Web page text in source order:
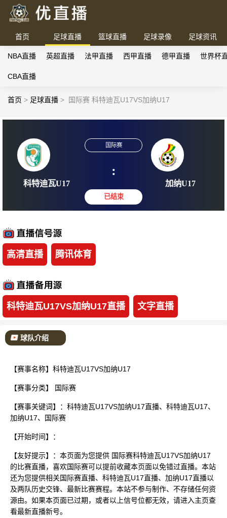
首页 足球直播 篮球直播 足球录像 足球资讯
NBA直播 英超直播 法甲直播 西甲直播 德甲直播 世界杯
CBA直播
首页 > 足球直播 > 国际赛 科特迪瓦U17VS加纳U17
:
高清直播 腾讯体育
科特迪瓦U17VS加纳U17直播 文字直播
球队介绍
【赛事名称】科特迪瓦U17VS加纳U17
【赛事分类】 国际赛
【赛事关键词】：科特迪瓦U17VS加纳U17直播、科特迪瓦U17、
加纳U17、国际赛
【开始时间】：
【友好提示】：本页面为您提供 国际赛科特迪瓦U17VS加纳U17
的比赛直播，喜欢国际赛可以提前收藏本页面以免错过直播。本站
还为您提供相关国际赛直播、科特迪瓦U17直播、加纳U17直播以
及两队历史交锋、最新比赛赛程。本站不参与制作、不存储任何资
源由。如果本页面已过期，或者以上信号位都无效，请进入主页查
看最新直播新号。